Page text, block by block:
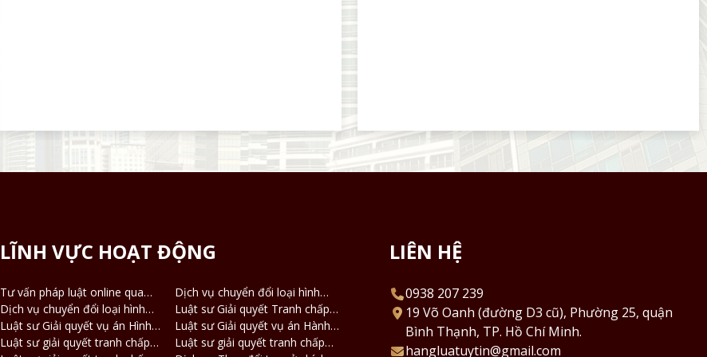
LĨNH VỰC HOẠT ĐỘNG
Tư vấn pháp luật online qua
Điện thoại, Zalo
Dịch vụ chuyển đổi loại hình
công ty TNHH 2 thành viên
thành công ty TNHH 1 thành
viên
Dịch vụ chuyển đổi loại hình
công ty TNHH thành công ty Cổ
phần và ngược lại
Luật sư Giải quyết Tranh chấp
Ly hôn và Tài sản
Luật sư Giải quyết vụ án Hình
sự
Luật sư Giải quyết vụ án Hành
chính
Luật sư giải quyết tranh chấp
Luật sư giải quyết tranh chấp
LIÊN HỆ
0938 207 239
19 Võ Oanh (đường D3 cũ), Phường 25, quận
Bình Thạnh, TP. Hồ Chí Minh.
hangluatuytin@gmail.com